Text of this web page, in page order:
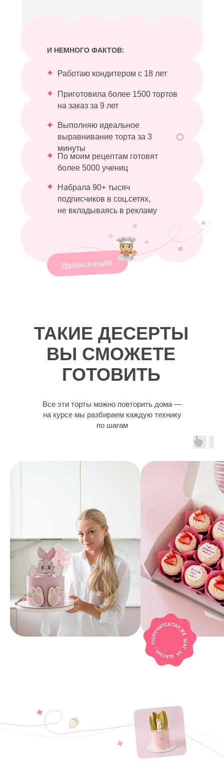
И НЕМНОГО ФАКТОВ:
Набрала 90+ тысяч
подписчиков в соц.сетях,
не вкладываясь в рекламу
По моим рецептам готовят
более 5000 учениц
Работаю кондитером с 18 лет
Приготовила более 1500 тортов
на заказ за 9 лет
Выполняю идеальное
выравнивание торта за 3
минуты
@juliakuklina98
ТАКИЕ ДЕСЕРТЫ
ВЫ СМОЖЕТЕ
ГОТОВИТЬ
Все эти торты можно повторить дома —
на курсе мы разбираем каждую технику
по шагам